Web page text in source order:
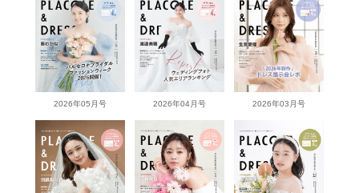
2026年05月号 2026年04月号 2026年03月号